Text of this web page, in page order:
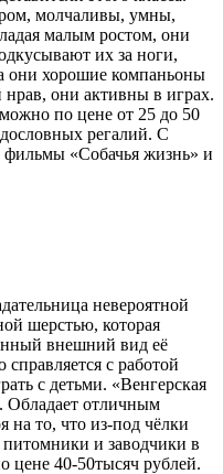
молчаливы, умны,
малым ростом, они
их за ноги,
они хорошие компаньоны
они активны в играх.
по цене от 25 до 50
регалий. С
«Собачья жизнь» и
невероятной
шерстью, которая
внешний вид её
с работой
с детьми. «Венгерская
Обладает отличным
на то, что из-под чёлки
и заводчики в
цене 40-50тысяч рублей.